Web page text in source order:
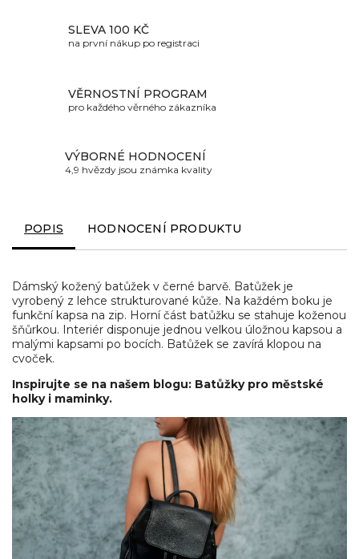
SLEVA 100 KČ
na první nákup po registraci
VĚRNOSTNÍ PROGRAM
pro každého věrného zákazníka
VÝBORNÉ HODNOCENÍ
4,9 hvězdy jsou známka kvality
POPIS HODNOCENÍ PRODUKTU
Dámský kožený batůžek v černé barvě. Batůžek je
vyrobený z lehce strukturované kůže. Na každém boku je
funkční kapsa na zip. Horní část batůžku se stahuje koženou
šňůrkou. Interiér disponuje jednou velkou úložnou kapsou a
malými kapsami po bocích. Batůžek se zavírá klopou na
cvoček.
Inspirujte se na našem blogu: Batůžky pro městské
holky i maminky.